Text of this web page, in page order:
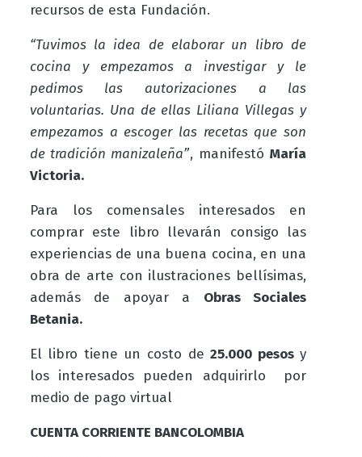
recursos de esta Fundación.
“Tuvimos la idea de elaborar un libro de
cocina y empezamos a investigar y le
pedimos las autorizaciones a las
voluntarias. Una de ellas Liliana Villegas y
empezamos a escoger las recetas que son
de tradición manizaleña”, manifestóMaría
Victoria.
Para los comensales interesados en
comprar este libro llevarán consigo las
experiencias de una buena cocina, en una
obra de arte con ilustraciones bellísimas,
además de apoyar a Obras Sociales
Betania.
El libro tiene un costo de25.000 pesosy
los interesados pueden adquirirlo por
medio de pago virtual
CUENTA CORRIENTE BANCOLOMBIA